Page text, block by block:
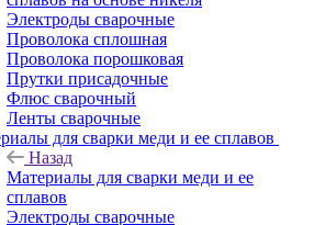
Электроды сварочные
Проволока сплошная
Проволока порошковая
Прутки присадочные
Флюс сварочный
Ленты сварочные
для сварки меди и ее сплавов
Назад
Материалы для сварки меди и ее
сплавов
Электроды сварочные